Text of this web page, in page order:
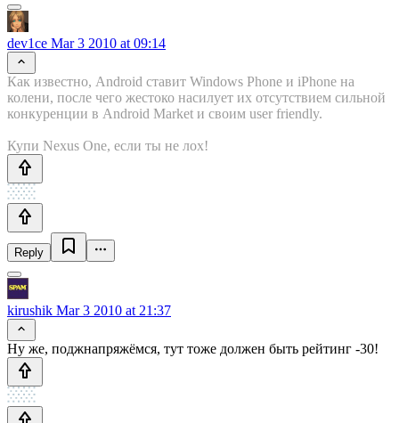
dev1ce Mar 3 2010 at 09:14
Как известно, Android ставит Windows Phone и iPhone на
колени, после чего жестоко насилует их отсутствием сильной
конкуренции в Android Market и своим user friendly.
Купи Nexus One, если ты не лох!
Reply
kirushik Mar 3 2010 at 21:37
Ну же, поджнапряжёмся, тут тоже должен быть рейтинг -30!